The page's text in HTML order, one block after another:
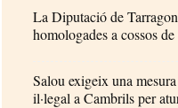
La Diputació de
homologades a cossos
Salou exigeix una
il·legal a Cambrils per